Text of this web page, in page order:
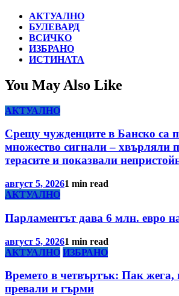
АКТУАЛНО
БУЛЕВАРД
ВСИЧКО
ИЗБРАНО
ИСТИНАТА
You May Also Like
АКТУАЛНО
Срещу чужденците в Банско са
множество сигнали – хвърляли
терасите и показвали
август 5, 20261 min read
АКТУАЛНО
Парламентът дава 6 млн. евро
август 5, 20261 min read
АКТУАЛНО ИЗБРАНО
Времето в четвъртък: Пак жега,
превали и гърми